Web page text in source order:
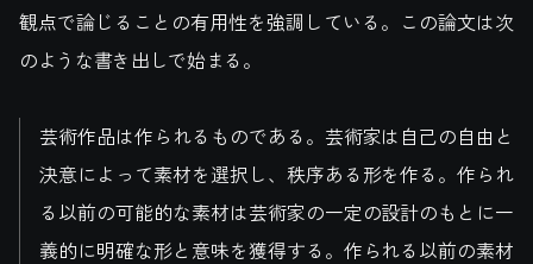
観点で論じることの有用性を強調している。この論文は次
のような書き出しで始まる。
芸術作品は作られるものである。芸術家は自己の自由と
決意によって素材を選択し、秩序ある形を作る。作られ
る以前の可能的な素材は芸術家の一定の設計のもとに一
義的に明確な形と意味を獲得する。作られる以前の素材